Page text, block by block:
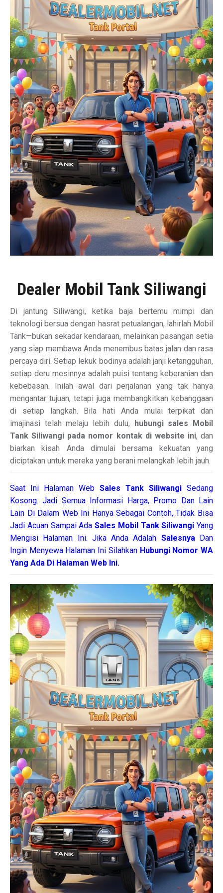
Dealer Mobil Tank Siliwangi
Di jantung Siliwangi, ketika baja bertemu mimpi dan
teknologi bersua dengan hasrat petualangan, lahirlah Mobil
Tank—bukan sekadar kendaraan, melainkan pasangan setia
yang siap membawa Anda menembus batas jalan dan rasa
percaya diri. Setiap lekuk bodinya adalah janji ketangguhan,
setiap deru mesinnya adalah puisi tentang keberanian dan
kebebasan. Inilah awal dari perjalanan yang tak hanya
mengantar tujuan, tetapi juga membangkitkan kebanggaan
di setiap langkah. Bila hati Anda mulai terpikat dan
imajinasi telah melaju lebih dulu,
hubungi sales Mobil
Tank Siliwangi pada nomor kontak di website ini, dan
biarkan kisah Anda dimulai bersama kekuatan yang
diciptakan untuk mereka yang berani melangkah lebih jauh.
Saat Ini Halaman Web Sales Tank Siliwangi Sedang
Kosong. Jadi Semua Informasi Harga, Promo Dan Lain
Lain Di Dalam Web Ini Hanya Sebagai Contoh, Tidak Bisa
Jadi Acuan Sampai Ada Sales Mobil Tank Siliwangi Yang
Mengisi Halaman Ini. Jika Anda Adalah SalesnyaDan
Ingin Menyewa Halaman Ini Silahkan Hubungi Nomor WA
Yang Ada Di Halaman Web Ini.